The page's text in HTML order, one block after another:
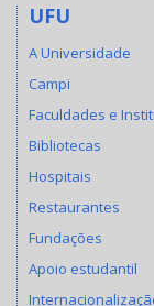
UFU
A Universidade
Campi
Faculdades e
Bibliotecas
Hospitais
Restaurantes
Fundações
Apoio estudantil